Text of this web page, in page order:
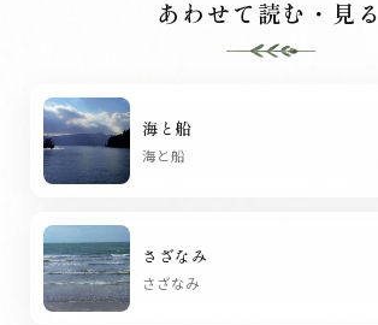
あわせて読む・見る
海と船
海と船
さざなみ
さざなみ